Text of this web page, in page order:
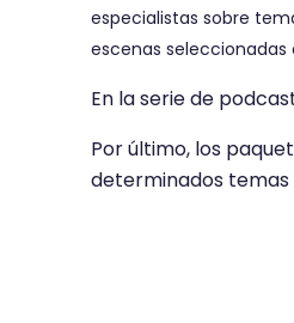
especialistas sobre
escenas seleccionadas
En la serie de
Por último, los
determinados